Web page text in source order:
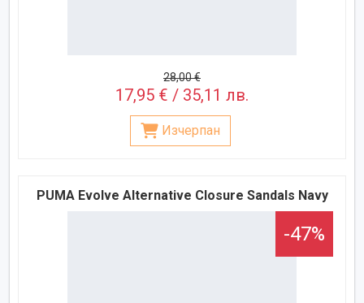
28,00 €
17,95 € / 35,11 лв.
Изчерпан
PUMA Evolve Alternative Closure Sandals Navy
-47%